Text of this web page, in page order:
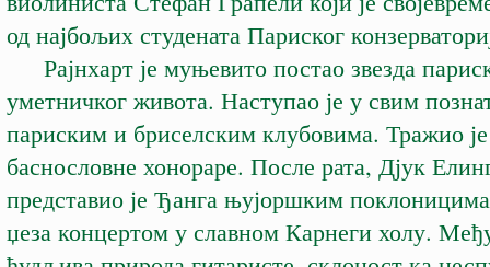
од најбољих студената Париског
Рајнхарт је муњевито постао звезда
уметничког живота. Наступао је у свим
париским и бриселским клубовима. Тражио
баснословне хонораре. После рата, Дјук
представио је Ђанга њујоршким
џеза концертом у славном Карнеги холу.